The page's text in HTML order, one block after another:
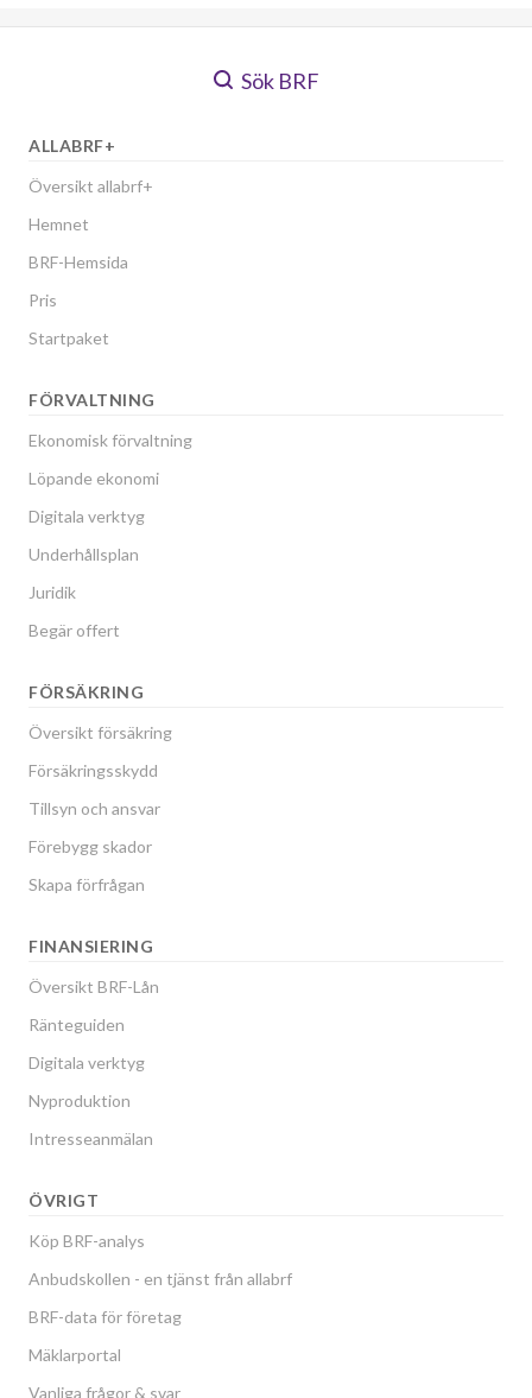
Sök BRF
ALLABRF+
Översikt allabrf+
Hemnet
BRF-Hemsida
Pris
Startpaket
FÖRVALTNING
Ekonomisk förvaltning
Löpande ekonomi
Digitala verktyg
Underhållsplan
Juridik
Begär offert
FÖRSÄKRING
Översikt försäkring
Försäkringsskydd
Tillsyn och ansvar
Förebygg skador
Skapa förfrågan
FINANSIERING
Översikt BRF-Lån
Ränteguiden
Digitala verktyg
Nyproduktion
Intresseanmälan
ÖVRIGT
Köp BRF-analys
Anbudskollen - en tjänst från allabrf
BRF-data för företag
Mäklarportal
Vanliga frågor & svar